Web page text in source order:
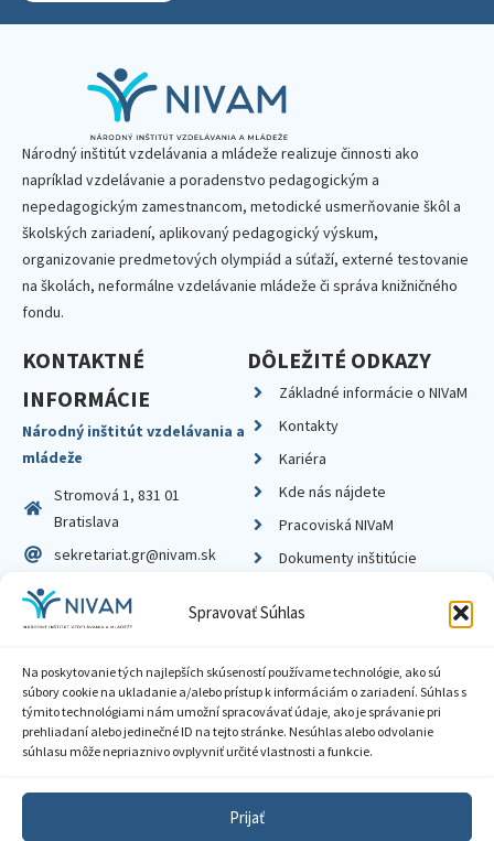
Spravovať Súhlas
Na poskytovanie tých najlepších skúseností používame technológie, ako sú
súbory cookie na ukladanie a/alebo prístup k informáciám o zariadení. Súhlas s
týmito technológiami nám umožní spracovávať údaje, ako je správanie pri
prehliadaní alebo jedinečné ID na tejto stránke. Nesúhlas alebo odvolanie
súhlasu môže nepriaznivo ovplyvniť určité vlastnosti a funkcie.
Prijať
Národný inštitút vzdelávania a mládeže realizuje činnosti ako
napríklad vzdelávanie a poradenstvo pedagogickým a
nepedagogickým zamestnancom, metodické usmerňovanie škôl a
školských zariadení, aplikovaný pedagogický výskum,
organizovanie predmetových olympiád a súťaží, externé testovanie
na školách, neformálne vzdelávanie mládeže či správa knižničného
fondu.
KONTAKTNÉ
INFORMÁCIE
Národný inštitút vzdelávania a
mládeže
Stromová 1, 831 01
Bratislava
sekretariat.gr@nivam.sk
IČO: 00164348
DIČ: 2020798714
DÔLEŽITÉ ODKAZY
Základné informácie o NIVaM
Kontakty
Kariéra
Kde nás nájdete
Pracoviská NIVaM
Dokumenty inštitúcie
Zásady ochrany súkromia
Sprístupnenie informácií